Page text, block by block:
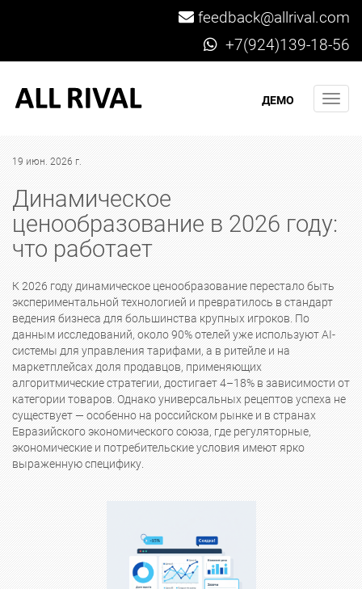
feedback@allrival.com
+7(924)139-18-56
ДЕМО
19 июн. 2026 г.
Динамическое
ценообразование в 2026 году:
что работает
К 2026 году динамическое ценообразование перестало быть
экспериментальной технологией и превратилось в стандарт
ведения бизнеса для большинства крупных игроков. По
данным исследований, около 90% отелей уже используют AI-
системы для управления тарифами, а в ритейле и на
маркетплейсах доля продавцов, применяющих
алгоритмические стратегии, достигает 4–18% в зависимости от
категории товаров. Однако универсальных рецептов успеха не
существует — особенно на российском рынке и в странах
Евразийского экономического союза, где регуляторные,
экономические и потребительские условия имеют ярко
выраженную специфику.